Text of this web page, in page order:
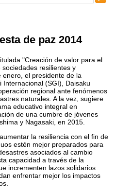
de paz 2014
"Creación de valor para el
resilientes y
enero, el presidente de la
Internacional (SGI), Daisaku
regional ante fenómenos
naturales. A la vez, sugiere
educativo integral en
de una cumbre de jóvenes
y Nagasaki, en 2015.
la resiliencia con el fin de
estén mejor preparados para
asociados al cambio
capacidad a través de la
incrementen lazos solidarios
enfrentar mejor los impactos